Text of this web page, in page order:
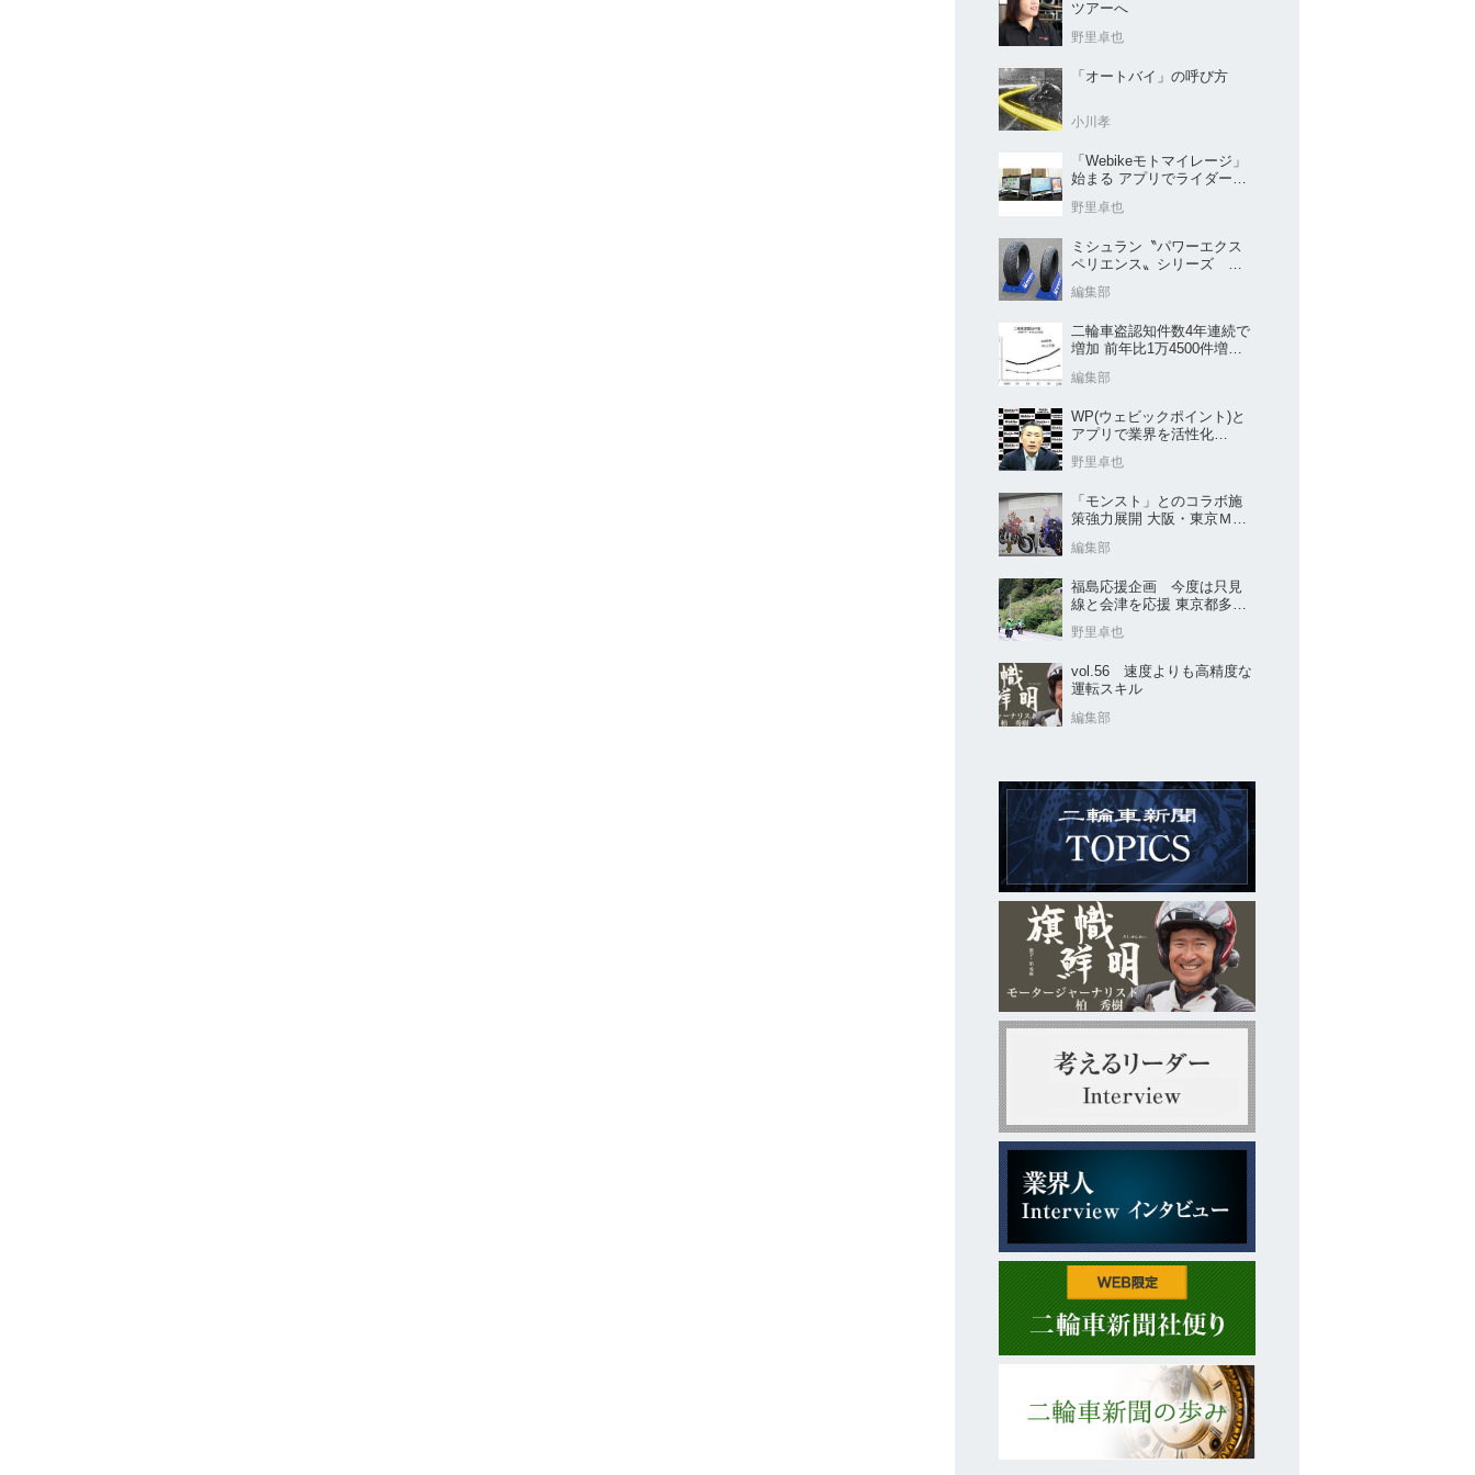
ツアーへ
野里卓也
「オートバイ」の呼び方
小川孝
「Webikeモトマイレージ」
始まる アプリでライダーと
野里卓也
ミシュラン〝パワーエクス
ペリエンス〟シリーズ
売
編集部
二輪車盗認知件数4年連続で
増加 前年比1万4500件増／
編集部
WP(ウェビックポイント)と
アプリで業界を活性化
野里卓也
「モンスト」とのコラボ施
策強力展開 大阪・東京ＭＣ
編集部
福島応援企画 今度は只見
線と会津を応援 東京都多摩
野里卓也
vol.56 速度よりも高精度な
運転スキル
編集部